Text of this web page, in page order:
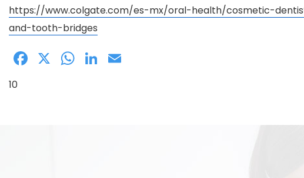
https://www.colgate.com/es-mx/oral-health/cosmetic-
and-tooth-bridges
Facebook
X WhatsApp
LinkedIn
10